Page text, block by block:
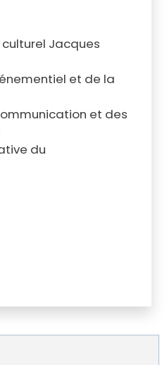
culturel Jacques
et de la
et des
du